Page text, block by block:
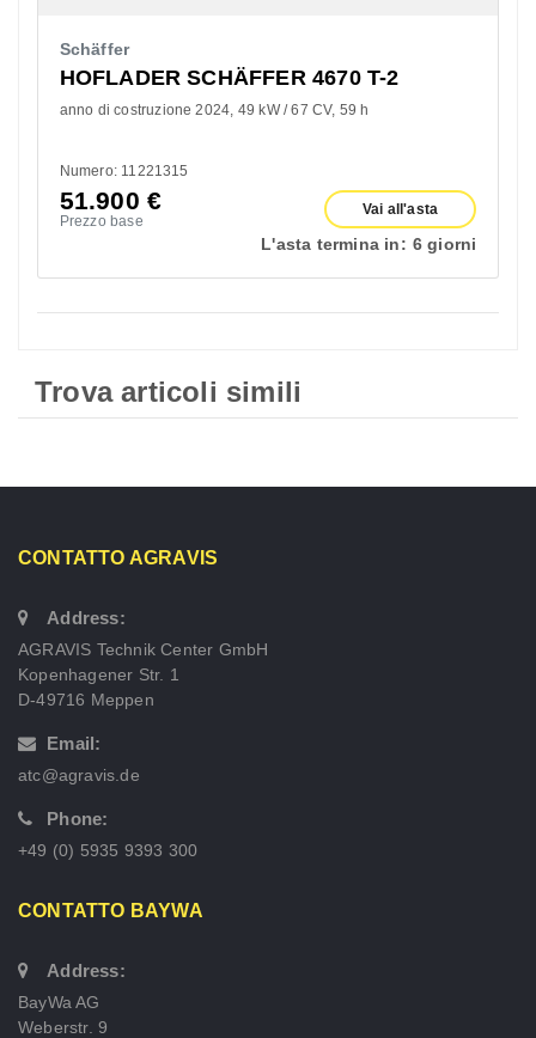
Schäffer
HOFLADER SCHÄFFER 4670 T-2
anno di costruzione 2024 49 kW / 67 CV 59 h
Numero: 11221315
51.900 €
Prezzo base
Vai all'asta
L'asta termina in: 6 giorni
Trova articoli simili
CONTATTO AGRAVIS
Address:
AGRAVIS Technik Center GmbH
Kopenhagener Str. 1
D-49716 Meppen
Email:
atc@agravis.de
Phone:
+49 (0) 5935 9393 300
CONTATTO BAYWA
Address:
BayWa AG
Weberstr. 9